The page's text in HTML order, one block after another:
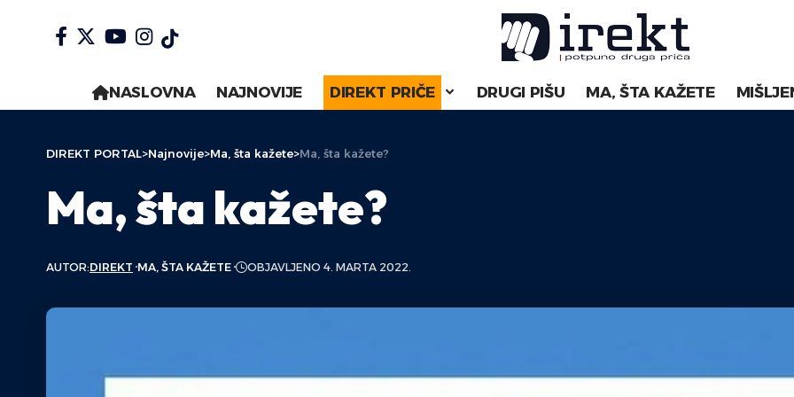
NASLOVNA NAJNOVIJE DIREKT PRIČE DRUGI PIŠU MA, ŠTA KAŽETE
DIREKT PORTAL>Najnovije>Ma, šta kažete>Ma, šta kažete?
Ma, šta kažete?
AUTOR:DIREKT MA, ŠTA KAŽETE OBJAVLJENO 4. MARTA 2022.